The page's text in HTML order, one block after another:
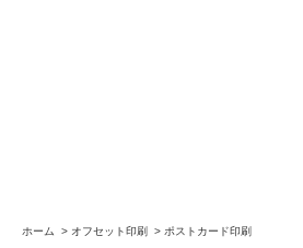
ホーム > オフセット印刷 > ポストカード印刷